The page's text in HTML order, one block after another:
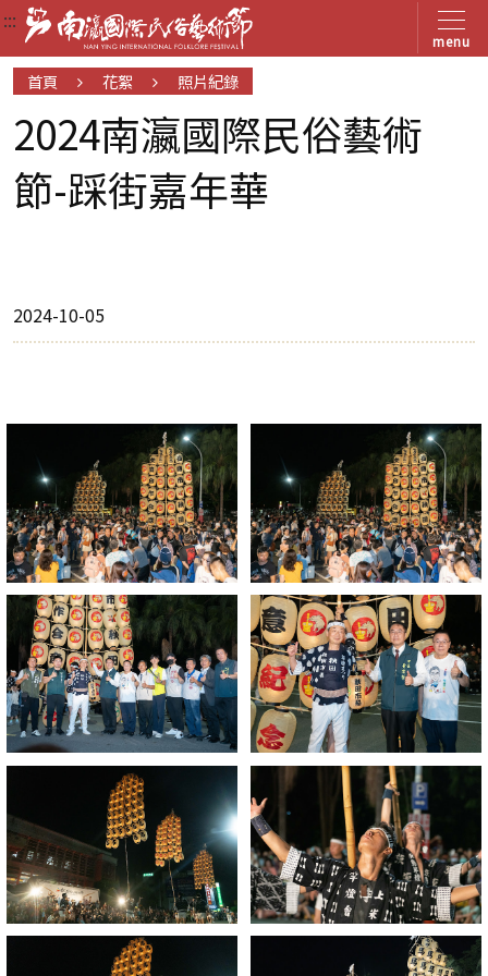
menu
:::
:::
:::
首頁 花絮 照片紀錄
2024南瀛國際民俗藝術
節-踩街嘉年華
2024-10-05
2024
南
瀛
國
際
民
俗
藝
術
節-
踩
街
嘉
年
華
2024
南
瀛
國
際
民
藝
術
節-
踩
街